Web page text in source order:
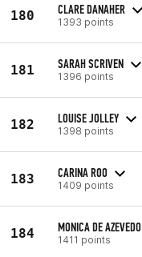
180 CLARE DANAHER
1393 points
181 SARAH SCRIVEN
1396 points
182 LOUISE JOLLEY
1398 points
183 CARINA ROO
1409 points
184 MONICA DE AZEVEDO
1411 points